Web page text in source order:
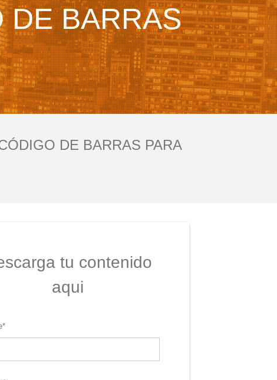
DE BARRAS
DE BARRAS PARA
tu contenido
aqui
*